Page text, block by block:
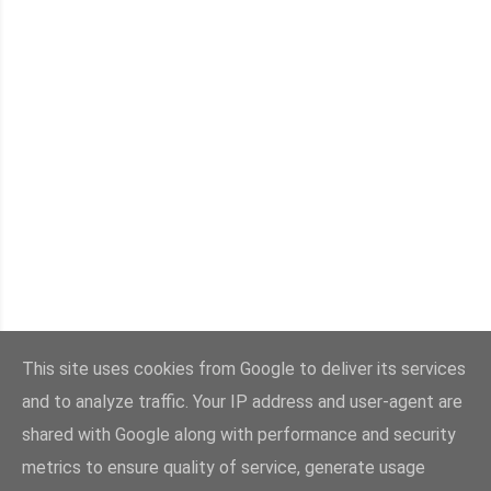
ΠΑΛΑΙΌΤΕΡΕΣ ΑΝΑΡΤΉΣΕΙΣ
This site uses cookies from Google to deliver its services
and to analyze traffic. Your IP address and user-agent are
shared with Google along with performance and security
metrics to ensure quality of service, generate usage